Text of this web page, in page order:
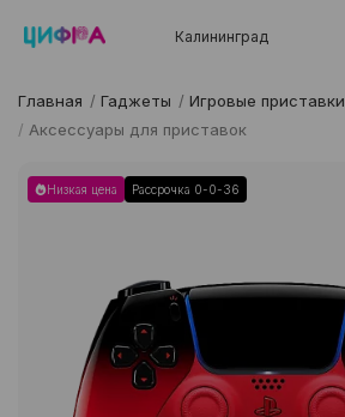
Калининград
Главная / Гаджеты / Игровые приставки
/ Аксессуары для приставок
Низкая цена Рассрочка 0-0-36